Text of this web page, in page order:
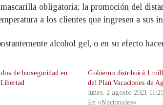
obligatoria; la promoción del
a los clientes que ingresen a sus
alcohol gel, o en su efecto
de bioseguridad en
Gobierno distribuirá 1
del Plan Vacaciones de
lunes, 2 agosto 2021
En «Nacionales»